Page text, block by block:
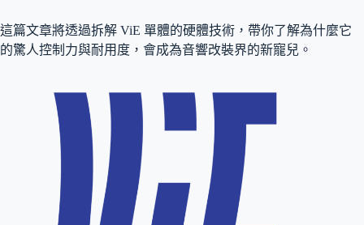
這篇文章將透過拆解 ViE 單體的硬體技術，帶你了解為什麼它
的驚人控制力與耐用度，會成為音響改裝界的新寵兒。